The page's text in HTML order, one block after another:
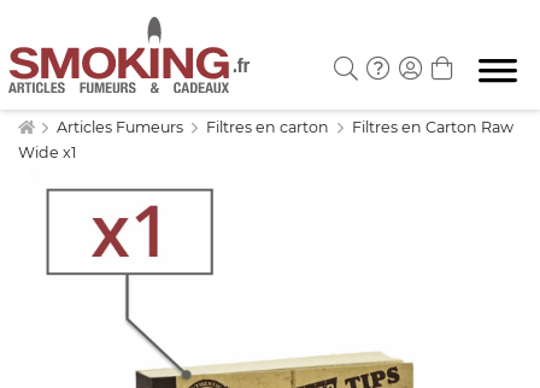
Articles Fumeurs Filtres en carton
Filtres en Carton Raw
Wide x1